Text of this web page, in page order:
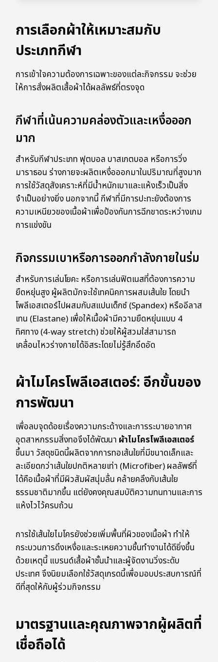
การเลือกผ้าให้เหมาะสมกับ
ประเภทกีฬา
การเข้าใจความต้องการเฉพาะของแต่ละกิจกรรม จะช่วย
ให้การสั่งผลิตเสื้อผ้าได้ผลลัพธ์ที่ตรงจุด
กีฬาที่เน้นความคล่องตัวและเหงื่อออก
มาก
สำหรับกีฬาประเภท ฟุตบอล บาสเกตบอล หรือการวิ่ง
มาราธอน ร่างกายจะผลิตเหงื่อออกมาในปริมาณที่สูงมาก
การใช้วัสดุสังเคราะห์ที่มีน้ำหนักเบาและแห้งเร็วเป็นสิ่ง
จำเป็นอย่างยิ่ง นอกจากนี้ กีฬาที่มีการปะทะยังต้องการ
ความเหนียวของเนื้อผ้าเพื่อป้องกันการฉีกขาดระหว่างเกม
การแข่งขัน
กิจกรรมเบาหรือการออกกำลังกายในร่ม
สำหรับการเล่นโยคะ หรือการเล่นฟิตเนสที่ต้องการความ
ยืดหยุ่นสูง ผู้ผลิตมักจะใช้เทคนิคการผสมเส้นใย โดยนำ
โพลีเอสเตอร์ไปผสมกับสแปนเด็กซ์ (Spandex) หรืออีลาส
เทน (Elastane) เพื่อให้เนื้อผ้ามีความยืดหยุ่นแบบ 4
ทิศทาง (4-way stretch) ช่วยให้ผู้สวมใส่สามารถ
เคลื่อนไหวร่างกายได้อิสระโดยไม่รู้สึกอึดอัด
ผ้าไมโครโพลีเอสเตอร์: อีกขั้นของ
การพัฒนา
เพื่อลบจุดด้อยเรื่องความกระด้างและการระบายอากาศ
อุตสาหกรรมสิ่งทอจึงได้พัฒนา ผ้าไมโครโพลีเอสเตอร์
ขึ้นมา วัสดุชนิดนี้ผลิตจากการทอเส้นใยที่มีขนาดเล็กและ
ละเอียดกว่าเส้นใยปกติหลายเท่า (Microfiber) ผลลัพธ์ที่
ได้คือเนื้อผ้าที่มีผิวสัมผัสนุ่มลื่น คล้ายคลึงกับเส้นใย
ธรรมชาติมากขึ้น แต่ยังคงคุณสมบัติความทนทานและการ
แห้งไวไว้ครบถ้วน
การใช้เส้นใยไมโครยังช่วยเพิ่มพื้นที่ผิวของเนื้อผ้า ทำให้
กระบวนการดึงเหงื่อและระเหยความชื้นทำงานได้ดียิ่งขึ้น
ด้วยเหตุนี้ แบรนด์เสื้อผ้าชั้นนำและผู้จัดงานวิ่งระดับ
ประเทศ จึงนิยมเลือกใช้วัสดุเกรดนี้เพื่อมอบประสบการณ์ที่
ดีที่สุดให้กับผู้ร่วมกิจกรรม
มาตรฐานและคุณภาพจากผู้ผลิตที่
เชื่อถือได้